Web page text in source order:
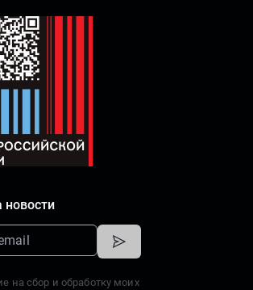
новости
на сбор и обработку моих